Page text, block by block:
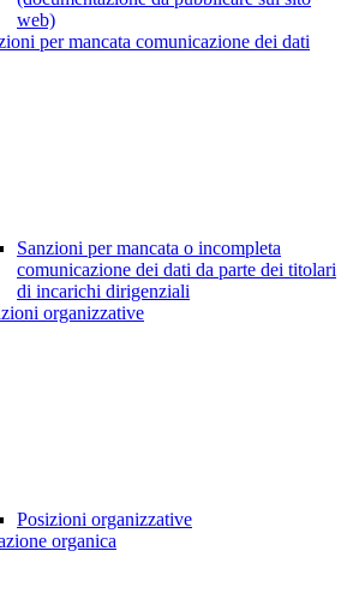
web)
per mancata comunicazione dei dati
Sanzioni per mancata o incompleta
comunicazione dei dati da parte dei titolari
di incarichi dirigenziali
organizzative
Posizioni organizzative
organica